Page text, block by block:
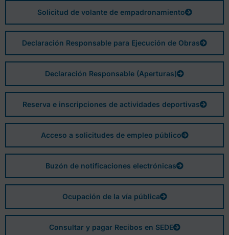
Solicitud de volante de empadronamiento
Declaración Responsable para Ejecución de Obras
Declaración Responsable (Aperturas)
Reserva e inscripciones de actividades deportivas
Acceso a solicitudes de empleo público
Buzón de notificaciones electrónicas
Ocupación de la vía pública
Consultar y pagar Recibos en SEDE